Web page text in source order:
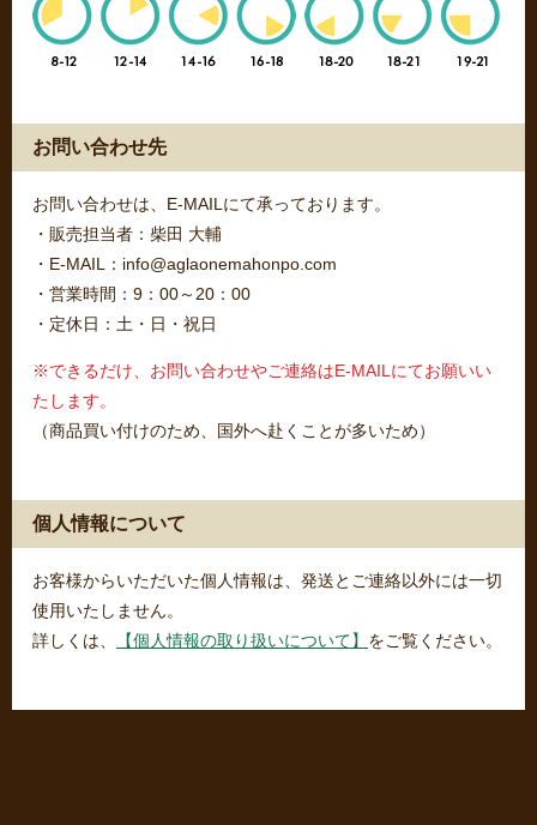
お問い合わせ先
お問い合わせは、E-MAILにて承っております。
・販売担当者：柴田 大輔
・E-MAIL：info@aglaonemahonpo.com
・営業時間：9：00～20：00
・定休日：土・日・祝日
※できるだけ、お問い合わせやご連絡はE-MAILにてお願いい
たします。
（商品買い付けのため、国外へ赴くことが多いため）
個人情報について
お客様からいただいた個人情報は、発送とご連絡以外には一切
使用いたしません。
詳しくは、
【個人情報の取り扱いについて】 をご覧ください。